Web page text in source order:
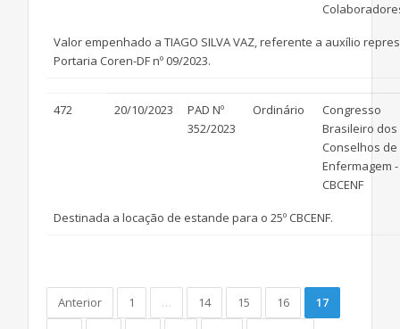
Valor empenhado a TIAGO SILVA VAZ, referente a auxílio
Portaria Coren-DF nº 09/2023.
472 20/10/2023
PAD Nº
352/2023
Ordinário
Congresso
Brasileiro dos
Conselhos de
Enfermagem -
CBCENF
Destinada a locação de estande para o 25º CBCENF.
Anterior 1 … 14 15 16 17(current)